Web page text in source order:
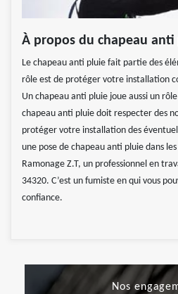
À propos du chapeau
Le chapeau anti pluie fait partie des
rôle est de protéger votre installation
Un chapeau anti pluie joue aussi un
chapeau anti pluie doit respecter des
protéger votre installation des
une pose de chapeau anti pluie dans
Ramonage Z.T, un professionnel en
34320. C’est un fumiste en qui vous
confiance.
Nos